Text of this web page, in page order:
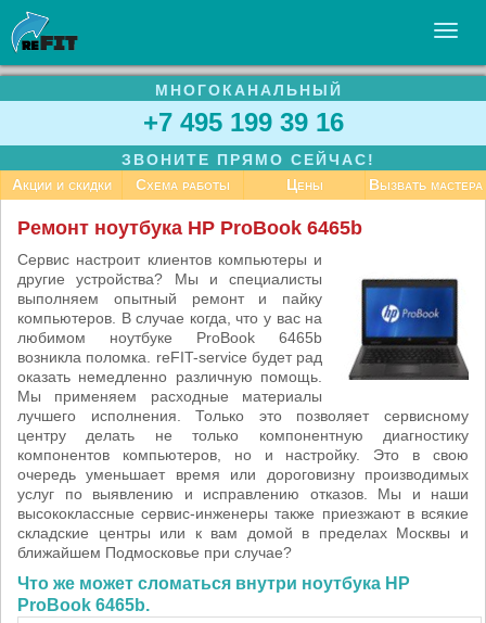
УСЛУГИ
БИЗНЕСУ
СТАТЬИ
МНОГОКАНАЛЬНЫЙ
+7 495 199 39 16
ЗВОНИТЕ ПРЯМО СЕЙЧАС!
Акции и скидки
Схема работы Цены Вызвать мастера
Ремонт ноутбука HP ProBook 6465b
Сервис настроит клиентов компьютеры и
другие устройства? Мы и специалисты
выполняем опытный ремонт и пайку
компьютеров. В случае когда, что у вас на
любимом ноутбуке ProBook 6465b
возникла поломка. reFIT-service будет рад
оказать немедленно различную помощь.
Мы применяем расходные материалы
лучшего исполнения. Только это позволяет сервисному
центру делать не только компонентную диагностику
компонентов компьютеров, но и настройку. Это в свою
очередь уменьшает время или дороговизну производимых
услуг по выявлению и исправлению отказов. Мы и наши
высококлассные сервис-инженеры также приезжают в всякие
складские центры или к вам домой в пределах Москвы и
ближайшем Подмосковье при случае?
Что же может сломаться внутри ноутбука HP
ProBook 6465b.